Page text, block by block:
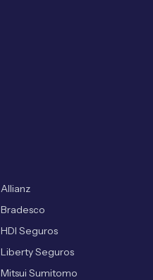
Allianz
Bradesco
HDI Seguros
Liberty Seguros
Mitsui Sumitomo